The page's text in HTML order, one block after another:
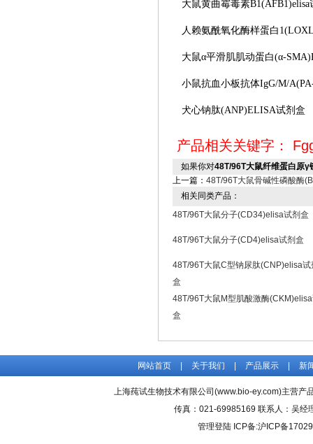
大鼠黄曲霉毒素B1(AFB1)elisa
人赖氨酰氧化酶样蛋白
大鼠α平滑肌肌动蛋白(α-
小鼠抗血小板抗体IgG/M/
犬心钠肽(ANP)ELISA试剂盒
产品相关关键字：
如果你对48T/96T大鼠纤维蛋白原
上一篇： 48T/96T大鼠骨碱性磷酸酶
相关同类产品：
48T/96T大鼠分子(CD34)elisa试剂盒
48T/96T大鼠分子(CD4)elisa试剂盒
48T/96T大鼠C型钠尿肽(CNP)elisa试
盒
48T/96T大鼠M型肌酸激酶
盒
网站首页 关于我们 产品展示 新
上海莼试生物技术有限公司(www.bio-ey.com)主营产
传真：021-69985169 联系人：吴经
管理登陆 ICP备:沪ICP备